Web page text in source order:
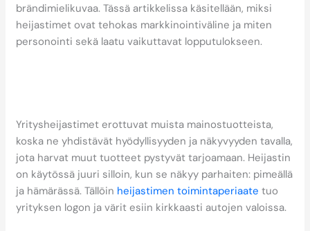
brändimielikuvaa. Tässä artikkelissa käsitellään, miksi
heijastimet ovat tehokas markkinointiväline ja miten
personointi sekä laatu vaikuttavat lopputulokseen.
Yritysheijastimet erottuvat muista mainostuotteista,
koska ne yhdistävät hyödyllisyyden ja näkyvyyden tavalla,
jota harvat muut tuotteet pystyvät tarjoamaan. Heijastin
on käytössä juuri silloin, kun se näkyy parhaiten: pimeällä
ja hämärässä. Tällöin heijastimen toimintaperiaate tuo
yrityksen logon ja värit esiin kirkkaasti autojen valoissa.